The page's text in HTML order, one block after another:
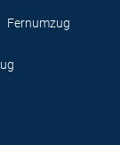
Fernumzug